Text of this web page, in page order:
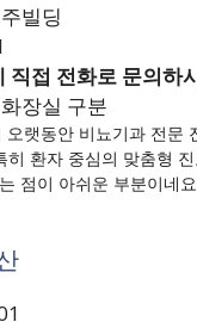
빌딩
직접 전화로 문의하
장실 구분
랫동안 비뇨기과 전문
환자 중심의 맞춤형
점이 아쉬운 부분이네